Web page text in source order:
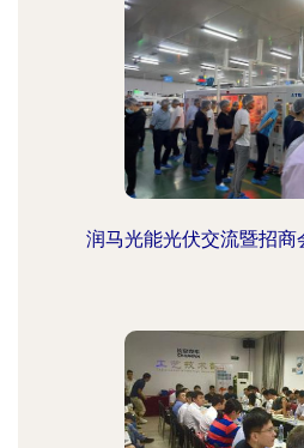
润马光能光伏交流暨招商